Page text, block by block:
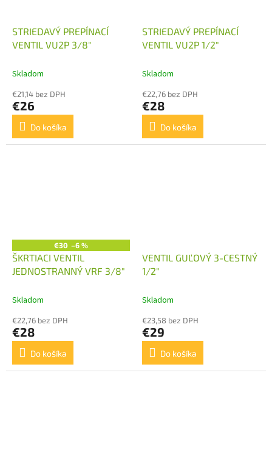
STRIEDAVÝ PREPÍNACÍ
VENTIL VU2P 3/8"
Skladom
€21,14 bez DPH
€26
Do košíka
STRIEDAVÝ PREPÍNACÍ
VENTIL VU2P 1/2"
Skladom
€22,76 bez DPH
€28
Do košíka
€30 –6 %
ŠKRTIACI VENTIL
JEDNOSTRANNÝ VRF 3/8"
Skladom
€22,76 bez DPH
€28
Do košíka
VENTIL GUĽOVÝ 3-CESTNÝ
1/2"
Skladom
€23,58 bez DPH
€29
Do košíka